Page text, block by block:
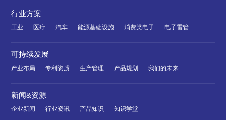
行业方案
工业 医疗 汽车 能源基础设施 消费类电子 电子雷管
可持续发展
产业布局 专利资质 生产管理 产品规划 我们的未来
新闻&资源
企业新闻 行业资讯 产品知识 知识学堂